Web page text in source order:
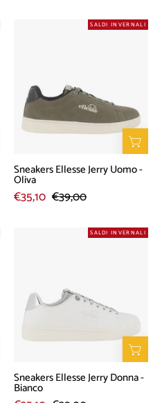
Sneakers
-
Oliva
SALDI INVERNALI
Sneakers Ellesse Jerry Uomo -
Oliva
€35,10 €39,00
Sneakers
SALDI INVERNALI
Sneakers Ellesse Jerry Donna -
Bianco